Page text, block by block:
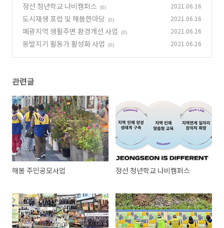
정선 청년학교 나비캠퍼스 (0) 2021.06.16
도시재생 포럼 및 해봄한마당 (0) 2021.06.16
폐광지역 생활주변 환경개선 사업 (0) 2021.06.16
동발지기 활동가 활성화 사업 (0) 2021.06.16
관련글
해봄 주민공모사업 정선 청년학교 나비캠퍼스